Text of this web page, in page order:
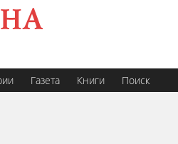
Газета Книги Поиск